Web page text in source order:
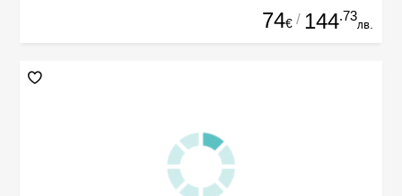
74€ / 144.73
лв.